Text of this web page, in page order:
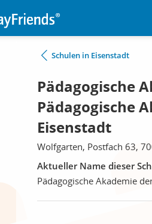
Schulen in Eisenstadt
Pädagogische
Pädagogische
Eisenstadt
Wolfgarten, Postfach 63,
Aktueller Name dieser
Pädagogische Akademie